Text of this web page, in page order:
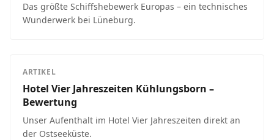
Das größte Schiffshebewerk Europas – ein technisches
Wunderwerk bei Lüneburg.
ARTIKEL
Hotel Vier Jahreszeiten Kühlungsborn –
Bewertung
Unser Aufenthalt im Hotel Vier Jahreszeiten direkt an
der Ostseeküste.